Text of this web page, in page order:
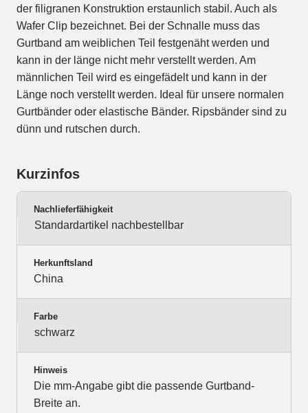
der filigranen Konstruktion erstaunlich stabil. Auch als
Wafer Clip bezeichnet. Bei der Schnalle muss das
Gurtband am weiblichen Teil festgenäht werden und
kann in der länge nicht mehr verstellt werden. Am
männlichen Teil wird es eingefädelt und kann in der
Länge noch verstellt werden. Ideal für unsere normalen
Gurtbänder oder elastische Bänder. Ripsbänder sind zu
dünn und rutschen durch.
Kurzinfos
Nachlieferfähigkeit
Standardartikel nachbestellbar
Herkunftsland
China
Farbe
schwarz
Hinweis
Die mm-Angabe gibt die passende Gurtband-
Breite an.